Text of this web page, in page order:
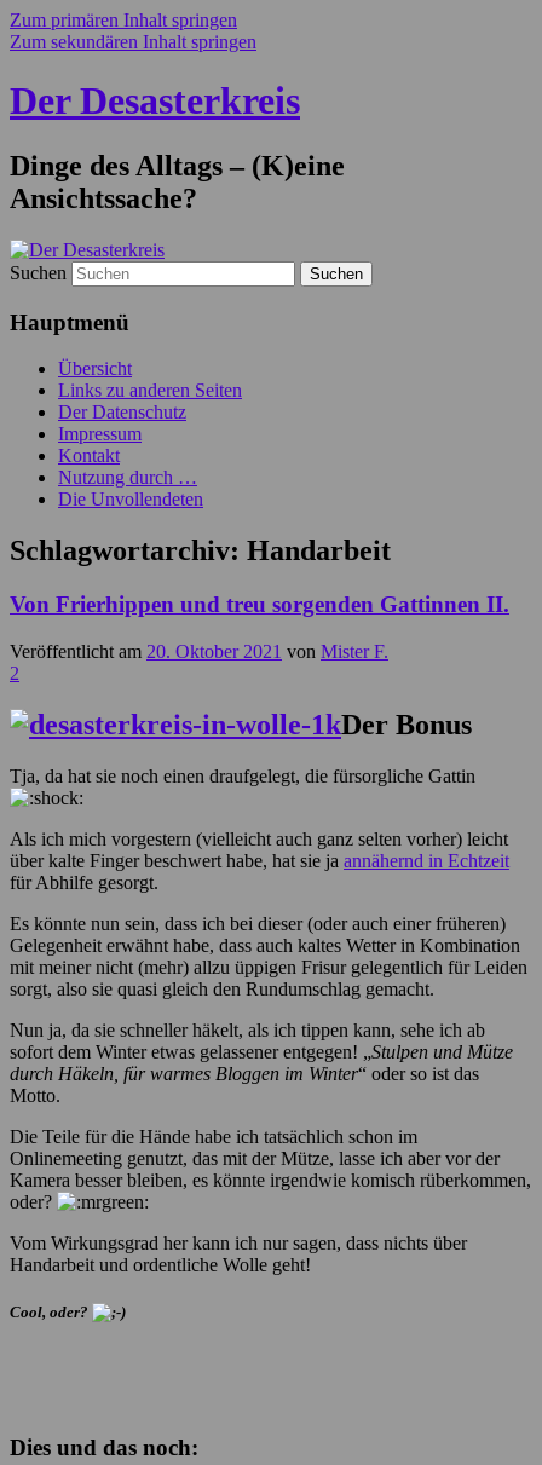
Zum primären Inhalt springen
Zum sekundären Inhalt springen
Der Desasterkreis
Dinge des Alltags – (K)eine
Ansichtssache?
Suchen
Hauptmenü
Übersicht
Links zu anderen Seiten
Der Datenschutz
Impressum
Kontakt
Nutzung durch …
Die Unvollendeten
Schlagwortarchiv: Handarbeit
Von Frierhippen und treu sorgenden Gattinnen II.
Veröffentlicht am 20. Oktober 2021 von Mister F.
2
Der Bonus
Tja, da hat sie noch einen draufgelegt, die fürsorgliche Gattin
Als ich mich vorgestern (vielleicht auch ganz selten vorher) leicht
über kalte Finger beschwert habe, hat sie ja annähernd in Echtzeit
für Abhilfe gesorgt.
Es könnte nun sein, dass ich bei dieser (oder auch einer früheren)
Gelegenheit erwähnt habe, dass auch kaltes Wetter in Kombination
mit meiner nicht (mehr) allzu üppigen Frisur gelegentlich für Leiden
sorgt, also sie quasi gleich den Rundumschlag gemacht.
Nun ja, da sie schneller häkelt, als ich tippen kann, sehe ich ab
sofort dem Winter etwas gelassener entgegen! „Stulpen und Mütze
durch Häkeln, für warmes Bloggen im Winter“ oder so ist das
Motto.
Die Teile für die Hände habe ich tatsächlich schon im
Onlinemeeting genutzt, das mit der Mütze, lasse ich aber vor der
Kamera besser bleiben, es könnte irgendwie komisch rüberkommen,
oder?
Vom Wirkungsgrad her kann ich nur sagen, dass nichts über
Handarbeit und ordentliche Wolle geht!
Cool, oder?
Dies und das noch: